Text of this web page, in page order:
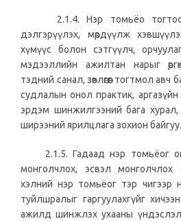
2.1.4. Нэр томьёо
дэлгэрүүлэх, мөрдүүлж
хүмүүс болон сэтгүүлч,
мэдээллийн ажилтан нарыг
тэдний санал, зөвлөгөөг тогтмол
судлалын онол практик,
эрдэм шинжилгээний бага хурал,
ширээний ярилцлага зохион
2.1.5. Гадаад нэр томьёог
монголчлох, эсвэл
хэлний нэр томьёог тэр чигээр
туйлшралыг гаргуулахгүйг
ажилд шинжлэх ухааны